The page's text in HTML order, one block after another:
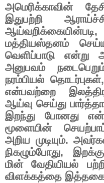
அமெரிக்காவின்
இதுபற்றி
ஆய்வறிக்கையின்படி
மத்தியஸ்தனம்
வெளிப்பாடு
என்று
அனுபவம்
நரம்பியல் தொடர்புகள்,
என்பவற்றை
ஆய்வு செய்து
இறந்து
போனது
மூளையின்
அறிய முடியும்.
நிகழும்போது,
மின்
வேதியியல்
விளக்கத்தை